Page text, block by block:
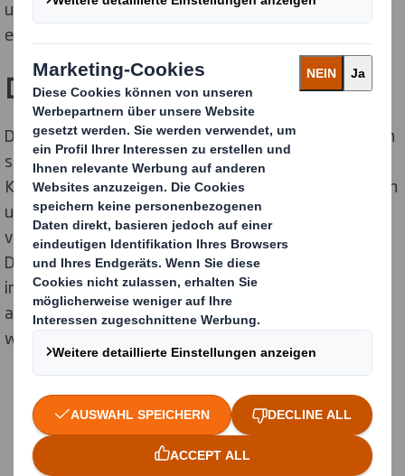
unserer Arbeit, um gemeinsam Spitzenleistungen zu
erzielen.
Dein Profil.
Du hast Erfahrungen im Marketing und Kommunikation
sowie in der Umsetzung von
Kommunikationskampagnen. Du liebst es, zu schreiben
und zu präsentieren und kennst Dich in der Verwaltung
von Agenturen und Budgets aus.
Du arbeitest gerne in einem schnelllebigen Umfeld und
in einer Matrixorganisation. Außerdem bist du
aufgeschlossen, neugierig, wissbegierig, kreativ und
wortgewandt.
FINDE HIER DEINEN NEUEN JOB